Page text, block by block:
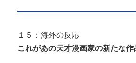
１５：海外の反応
これがあの天才漫画家の新たな作